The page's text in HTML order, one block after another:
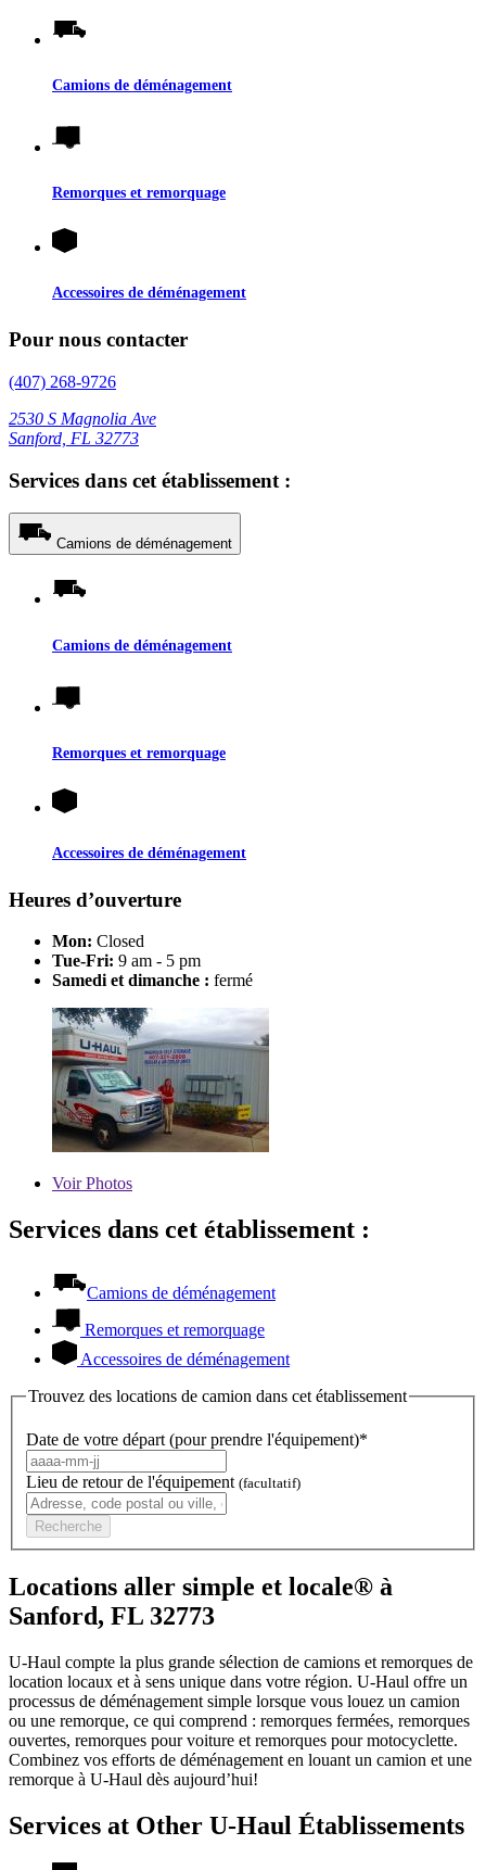
Camions de déménagement
Remorques et remorquage
Accessoires de déménagement
Pour nous contacter
(407) 268-9726
2530 S Magnolia Ave
Sanford, FL 32773
Services dans cet établissement :
Camions de déménagement
Camions de déménagement
Remorques et remorquage
Accessoires de déménagement
Heures d’ouverture
Mon: Closed
Tue-Fri: 9 am - 5 pm
Samedi et dimanche : fermé
VoirPhotos
Services dans cet établissement :
Camions de déménagement
Remorques et remorquage
Accessoires de déménagement
Trouvez des locations de camion dans cet établissement
Date de votre départ (pour prendre l'équipement)*
Lieu de retour de l'équipement (facultatif)
Recherche
Locations aller simple et locale® à
Sanford, FL 32773
U-Haul compte la plus grande sélection de camions et remorques de
location locaux et à sens unique dans votre région. U-Haul offre un
processus de déménagement simple lorsque vous louez un camion
ou une remorque, ce qui comprend : remorques fermées, remorques
ouvertes, remorques pour voiture et remorques pour motocyclette.
Combinez vos efforts de déménagement en louant un camion et une
remorque à U-Haul dès aujourd’hui!
Services at Other U-Haul Établissements